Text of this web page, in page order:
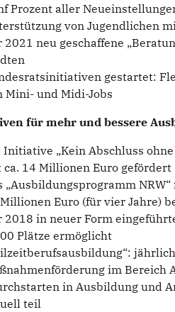
Prozent aller
von Jugendlichen
2021 neu geschaffene
gestartet:
Mini- und Midi-Jobs
für mehr und bessere
Initiative „Kein Abschluss
ca. 14 Millionen Euro gefördert
„Ausbildungsprogramm
Euro (für vier Jahre)
2018 in neuer Form
Plätze ermöglicht
im Bereich
in Ausbildung und
teil